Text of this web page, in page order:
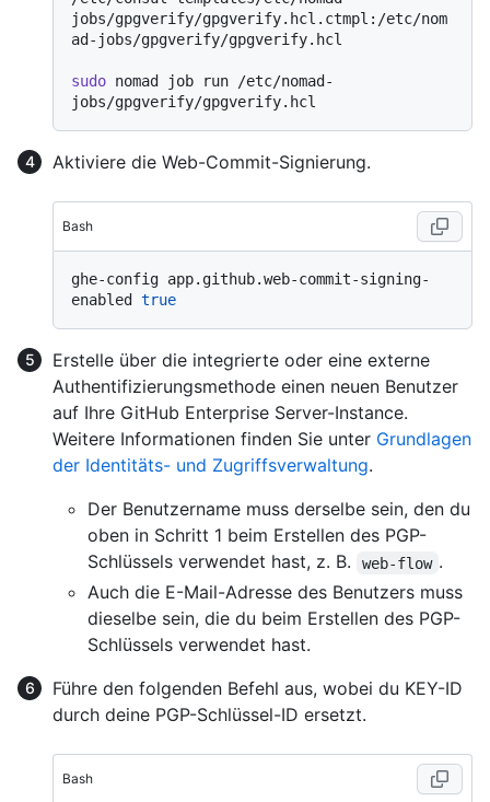
jobs/gpgverify/gpgverify.hcl.ctmpl:/etc/nom
ad-jobs/gpgverify/gpgverify.hcl
sudo nomad job run /etc/nomad-
Aktiviere die Web-Commit-Signierung.
Bash
ghe-config app.github.web-commit-signing-
enabled true
Erstelle über die integrierte oder eine externe
Authentifizierungsmethode einen neuen Benutzer
auf Ihre GitHub Enterprise Server-Instance.
Weitere Informationen finden Sie unter Grundlagen
der Identitäts- und Zugriffsverwaltung.
Der Benutzername muss derselbe sein, den du
oben in Schritt 1 beim Erstellen des PGP-
Schlüssels verwendet hast, z. B.
web-flow .
Auch die E-Mail-Adresse des Benutzers muss
dieselbe sein, die du beim Erstellen des PGP-
Schlüssels verwendet hast.
Führe den folgenden Befehl aus, wobei du KEY-ID
durch deine PGP-Schlüssel-ID ersetzt.
Bash